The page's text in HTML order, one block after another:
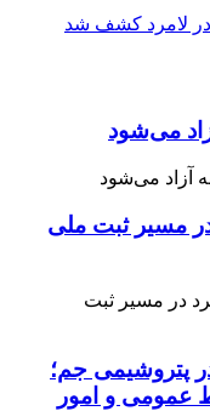
می‌شود
لامرد در مسیر ثبت ملی
پتروشیمی جم؛
عمومی و امور